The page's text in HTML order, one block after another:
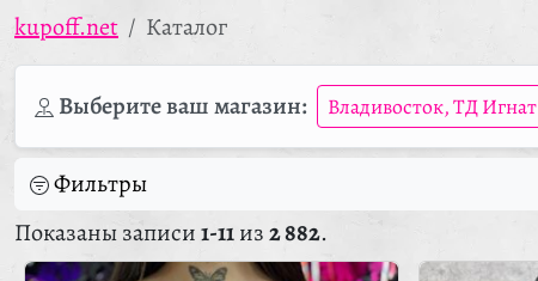
kupoff.net Каталог
Выберите ваш магазин: Владивосток, ТД Игнат
Фильтры
Показаны записи1-11из2 882.